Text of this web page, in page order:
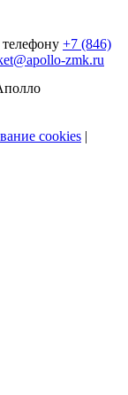
+7 (846)
zmk.ru
cookies |